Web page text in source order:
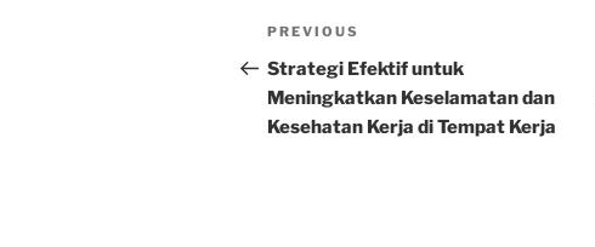
Post
navigation
Previous
Post
PREVIOUS
Strategi Efektif untuk
Meningkatkan Keselamatan dan
Kesehatan Kerja di Tempat Kerja